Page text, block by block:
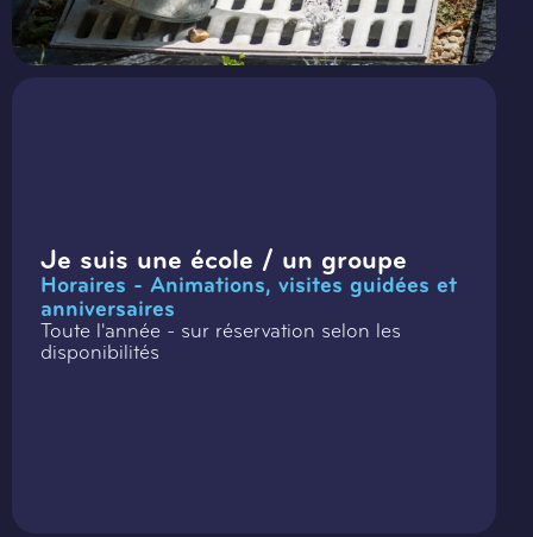
Je suis une école / un groupe
Horaires - Animations, visites guidées et
anniversaires
Toute l'année - sur réservation selon les
disponibilités